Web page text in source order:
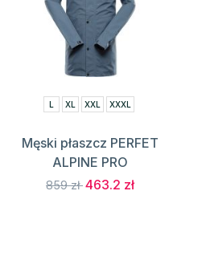
L XL XXL XXXL
Męski płaszcz PERFET
ALPINE PRO
859 zł463.2 zł